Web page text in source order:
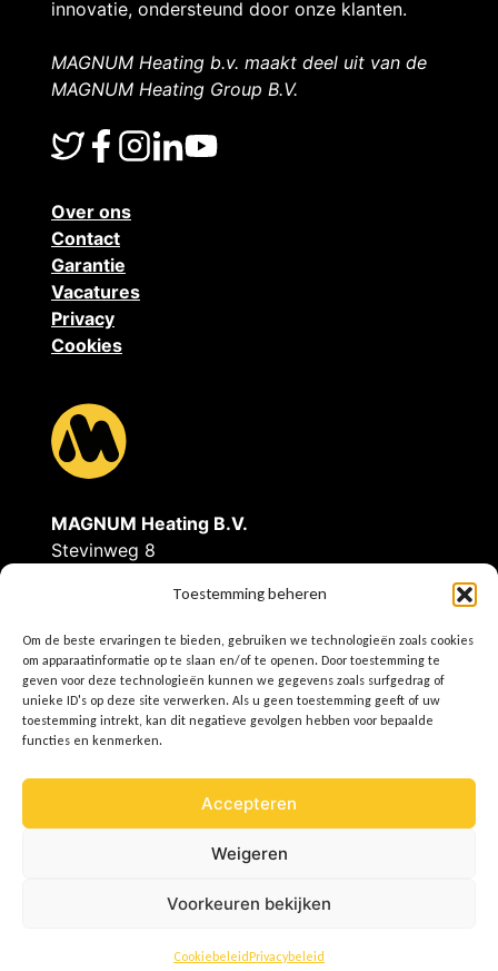
Toestemming beheren
Om de beste ervaringen te bieden, gebruiken we technologieën zoals cookies
om apparaatinformatie op te slaan en/of te openen. Door toestemming te
geven voor deze technologieën kunnen we gegevens zoals surfgedrag of
unieke ID's op deze site verwerken. Als u geen toestemming geeft of uw
toestemming intrekt, kan dit negatieve gevolgen hebben voor bepaalde
functies en kenmerken.
Accepteren
Weigeren
Voorkeuren bekijken
CookiebeleidPrivacybeleid
BE
innovatie, ondersteund door onze klanten.
MAGNUM Heating b.v. maakt deel uit van de
MAGNUM Heating Group B.V.
Over ons
Contact
Garantie
Vacatures
Privacy
Cookies
MAGNUM Heating B.V.
Stevinweg 8
Tel: 0166-609300
Einfo@magnumheating.nl
Wwww.magnumheating.be
IBAN | NL37INGB0655775129
BTW | NL8074.91.950.B01